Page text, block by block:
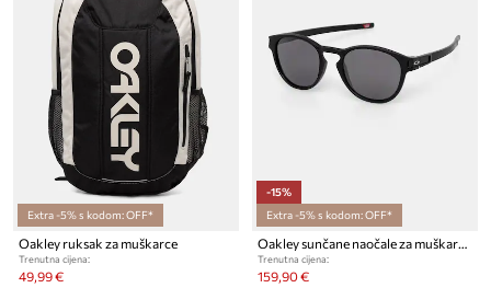
Extra -5% s kodom: OFF*
Oakley ruksak za muškarce
Trenutna cijena:
49,99 €
-15%
Extra -5% s kodom: OFF*
Oakley sunčane naočale za muškarce
Trenutna cijena:
159,90 €